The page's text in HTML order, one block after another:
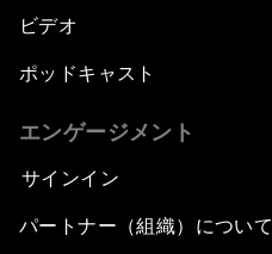
ビデオ
ポッドキャスト
エンゲージメント
サインイン
パートナー（組織）について